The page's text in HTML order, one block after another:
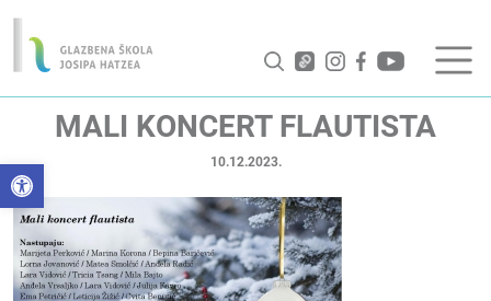
Open toolbar
MALI KONCERT FLAUTISTA
10.12.2023.